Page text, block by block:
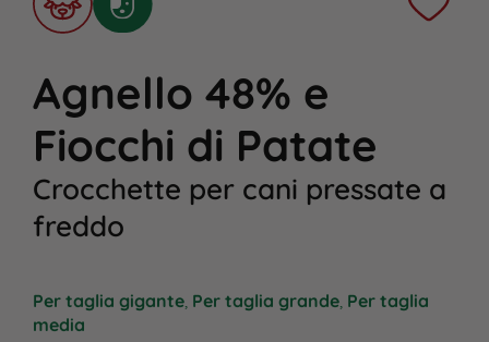
Agnello 48% e
Fiocchi di Patate
Crocchette per cani pressate a
freddo
Per taglia gigante, Per taglia grande, Per taglia
media